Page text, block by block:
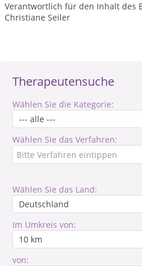
Therapeutensuche
Wählen Sie die Kategorie:
Wählen Sie das Verfahren:
Wählen Sie das Land:
Im Umkreis von:
von:
Verantwortlich für den Inhalt des
Christiane Seiler